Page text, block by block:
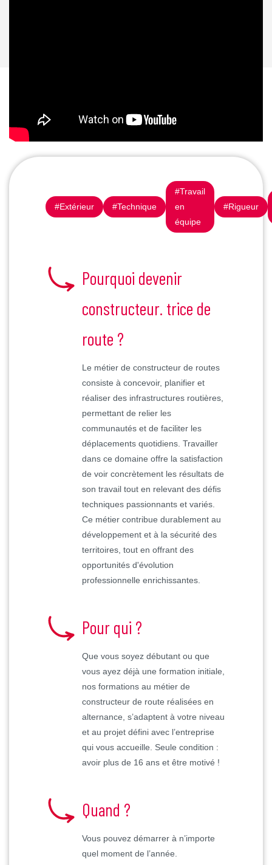
#Extérieur #Technique
#Travail
en
équipe
#Rigueur
Pourquoi devenir
constructeur. trice de
route ?
Le métier de constructeur de routes
consiste à concevoir, planifier et
réaliser des infrastructures routières,
permettant de relier les
communautés et de faciliter les
déplacements quotidiens. Travailler
dans ce domaine offre la satisfaction
de voir concrètement les résultats de
son travail tout en relevant des défis
techniques passionnants et variés.
Ce métier contribue durablement au
développement et à la sécurité des
territoires, tout en offrant des
opportunités d'évolution
professionnelle enrichissantes.
Pour qui ?
Que vous soyez débutant ou que
vous ayez déjà une formation initiale,
nos formations au métier de
constructeur de route réalisées en
alternance, s’adaptent à votre niveau
et au projet défini avec l’entreprise
qui vous accueille. Seule condition :
avoir plus de 16 ans et être motivé !
Quand ?
Vous pouvez démarrer à n’importe
quel moment de l’année.